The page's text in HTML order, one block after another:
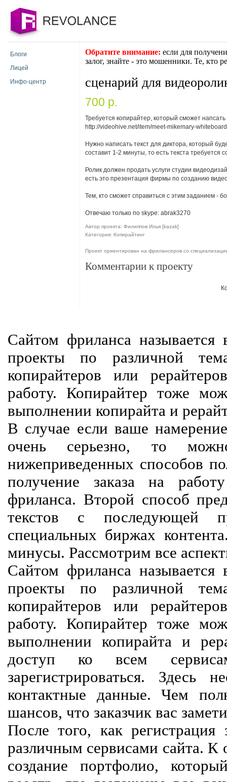
Блоги
Лицей
Инфо-центр
Обратите внимание: если для
залог, знайте - это мошенники. Те, кто
сценарий для
700 p.
Требуется копирайтер, который сможет
http://videohive.net/item/meet-mikemary-
Нужно написать текст для диктора, который
составит 1-2 минуты, то есть текста требуется
Ролик должен продать услуги студии
есть это презентация фирмы по созданию
Тем, кто сможет справиться с этим заданием -
Отвечаю только по skype: abrak3270
Автор проекта: Филиппов Илья [kazak]
Категория: Копирайтинг
Проект ориентирован на фрилансеров со
Комментарии к проекту
Сайтом фриланса называется
проекты по различной
копирайтеров или
работу. Копирайтер тоже
выполнении копирайта и
В случае если ваше
очень серьезно, то
нижеприведенных способов
получение заказа на
фриланса. Второй способ
текстов с последующей
специальных биржах
минусы. Рассмотрим все
Сайтом фриланса называется
проекты по различной
копирайтеров или
работу. Копирайтер тоже
выполнении копирайта и
доступ ко всем
зарегистрироваться. Здесь
контактные данные. Чем
шансов, что заказчик вас
После того, как регистрация
различным сервисами сайта. К
создание портфолио,